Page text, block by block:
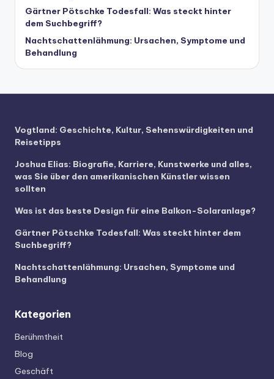
Gärtner Pötschke Todesfall: Was steckt hinter
dem Suchbegriff?
Nachtschattenlähmung: Ursachen, Symptome und
Behandlung
Vogtland: Geschichte, Kultur, Sehenswürdigkeiten und
Reisetipps
Joshua Elias: Biografie, Karriere, Kunstwerke und alles,
was Sie über den amerikanischen Künstler wissen
sollten
Was ist das beste Design für eine Balkon-Solaranlage?
Gärtner Pötschke Todesfall: Was steckt hinter dem
Suchbegriff?
Nachtschattenlähmung: Ursachen, Symptome und
Behandlung
Kategorien
Berühmtheit
Blog
Geschäft